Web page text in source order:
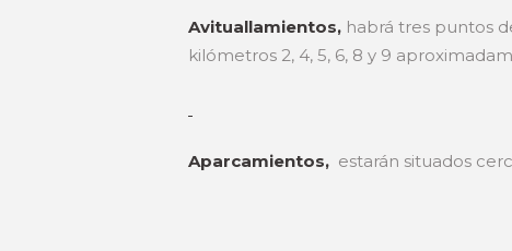
Avituallamientos, habrá tres puntos
kilómetros 2, 4, 5, 6, 8 y 9
Aparcamientos, estarán situados